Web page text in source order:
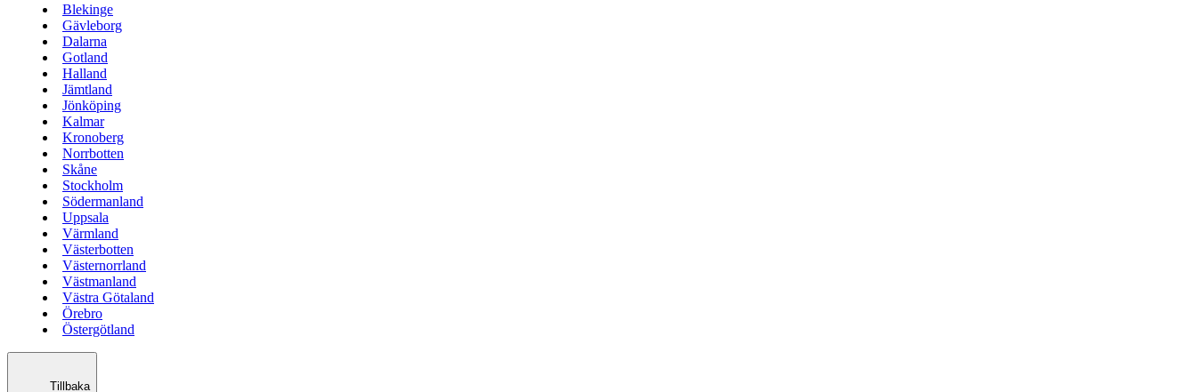
Blekinge
Gävleborg
Dalarna
Gotland
Halland
Jämtland
Jönköping
Kalmar
Kronoberg
Norrbotten
Skåne
Stockholm
Södermanland
Uppsala
Värmland
Västerbotten
Västernorrland
Västmanland
Västra Götaland
Örebro
Östergötland
Tillbaka